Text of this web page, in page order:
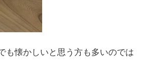
も懐かしいと思う方も多いのでは